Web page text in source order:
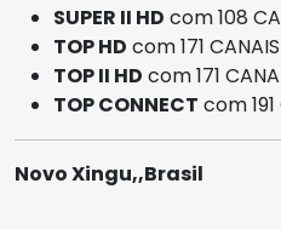
SUPER II HD com 108
TOP HD com 171 CANAIS
TOP II HD com 171
TOP CONNECT com 191
Novo Xingu,,Brasil